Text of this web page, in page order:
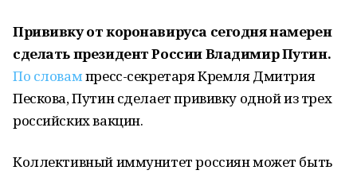
Прививку от коронавируса сегодня намерен
сделать президент России Владимир Путин.
По словампресс-секретаря Кремля Дмитрия
Пескова, Путин сделает прививку одной из трех
российских вакцин.
Коллективный иммунитет россиян может быть